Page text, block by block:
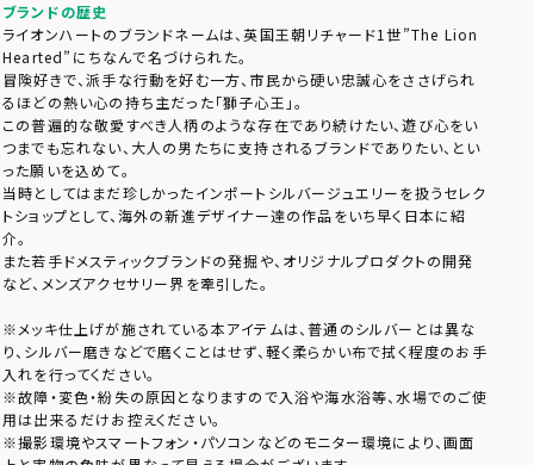
ブランドの歴史
ライオンハートのブランドネームは、英国王朝リチャード1世”The Lion
Hearted”にちなんで名づけられた。
冒険好きで、派手な行動を好む一方、市民から硬い忠誠心をささげられ
るほどの熱い心の持ち主だった「獅子心王」。
この普遍的な敬愛すべき人柄のような存在であり続けたい、遊び心をい
つまでも忘れない、大人の男たちに支持されるブランドでありたい、とい
った願いを込めて。
当時としてはまだ珍しかったインポートシルバージュエリーを扱うセレク
トショップとして、海外の新進デザイナー達の作品をいち早く日本に紹
介。
また若手ドメスティックブランドの発掘や、オリジナルプロダクトの開発
など、メンズアクセサリー界を牽引した。
※メッキ仕上げが施されている本アイテムは、普通のシルバーとは異な
り、シルバー磨きなどで磨くことはせず、軽く柔らかい布で拭く程度のお手
入れを行ってください。
※故障・変色・紛失の原因となりますので入浴や海水浴等、水場でのご使
用は出来るだけお控えください。
※撮影環境やスマートフォン・パソコンなどのモニター環境により、画面